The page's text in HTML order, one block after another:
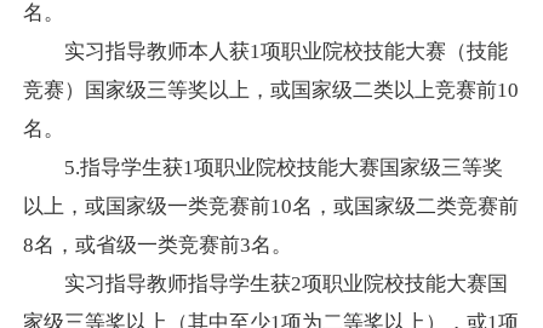
名。
实习指导教师本人获1项职业院校技能大赛（技能
竞赛）国家级三等奖以上，或国家级二类以上竞赛前10
名。
5.指导学生获1项职业院校技能大赛国家级三等奖
以上，或国家级一类竞赛前10名，或国家级二类竞赛前
8名，或省级一类竞赛前3名。
实习指导教师指导学生获2项职业院校技能大赛国
家级三等奖以上（其中至少1项为二等奖以上），或1项